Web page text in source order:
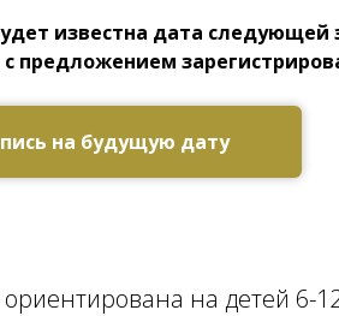
известна дата следующей
предложением
на будущую дату
на детей 6-